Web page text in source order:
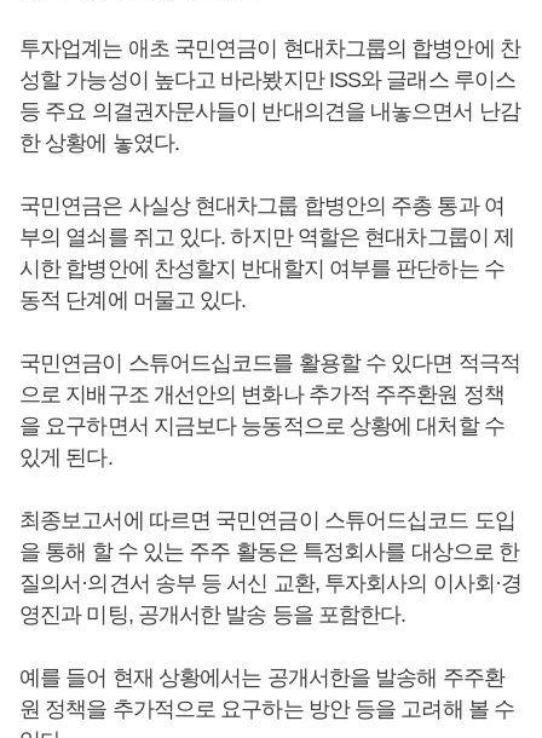
투자업계는 애초 국민연금이 현대차그룹의 합병안에 찬
성할 가능성이 높다고 바라봤지만 ISS와 글래스 루이스
등 주요 의결권자문사들이 반대의견을 내놓으면서 난감
한 상황에 놓였다.
국민연금은 사실상 현대차그룹 합병안의 주총 통과 여
부의 열쇠를 쥐고 있다. 하지만 역할은 현대차그룹이 제
시한 합병안에 찬성할지 반대할지 여부를 판단하는 수
동적 단계에 머물고 있다.
국민연금이 스튜어드십코드를 활용할 수 있다면 적극적
으로 지배구조 개선안의 변화나 추가적 주주환원 정책
을 요구하면서 지금보다 능동적으로 상황에 대처할 수
있게 된다.
최종보고서에 따르면 국민연금이 스튜어드십코드 도입
을 통해 할 수 있는 주주 활동은 특정회사를 대상으로 한
질의서·의견서 송부 등 서신 교환, 투자회사의 이사회·경
영진과 미팅, 공개서한 발송 등을 포함한다.
예를 들어 현재 상황에서는 공개서한을 발송해 주주환
원 정책을 추가적으로 요구하는 방안 등을 고려해 볼 수